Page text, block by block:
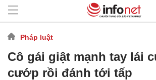
Pháp luật
Cô gái giật mạnh tay lái
cướp rồi đánh tới tấp